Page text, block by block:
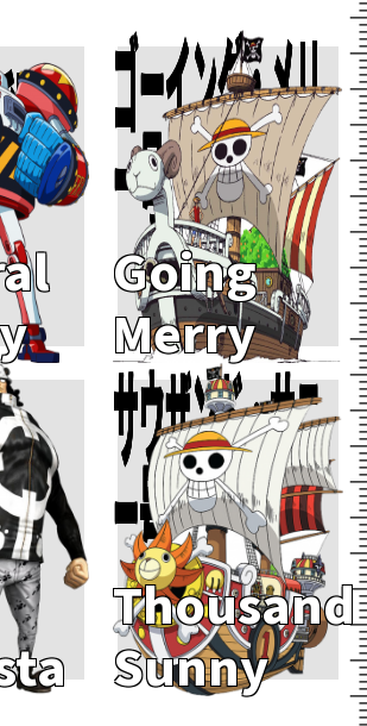
ゴーイング・メリ
ー号
Going
Merry
Add To Cart
サウザンド・サニ
ー号
Thousand
Sunny
Add To Cart